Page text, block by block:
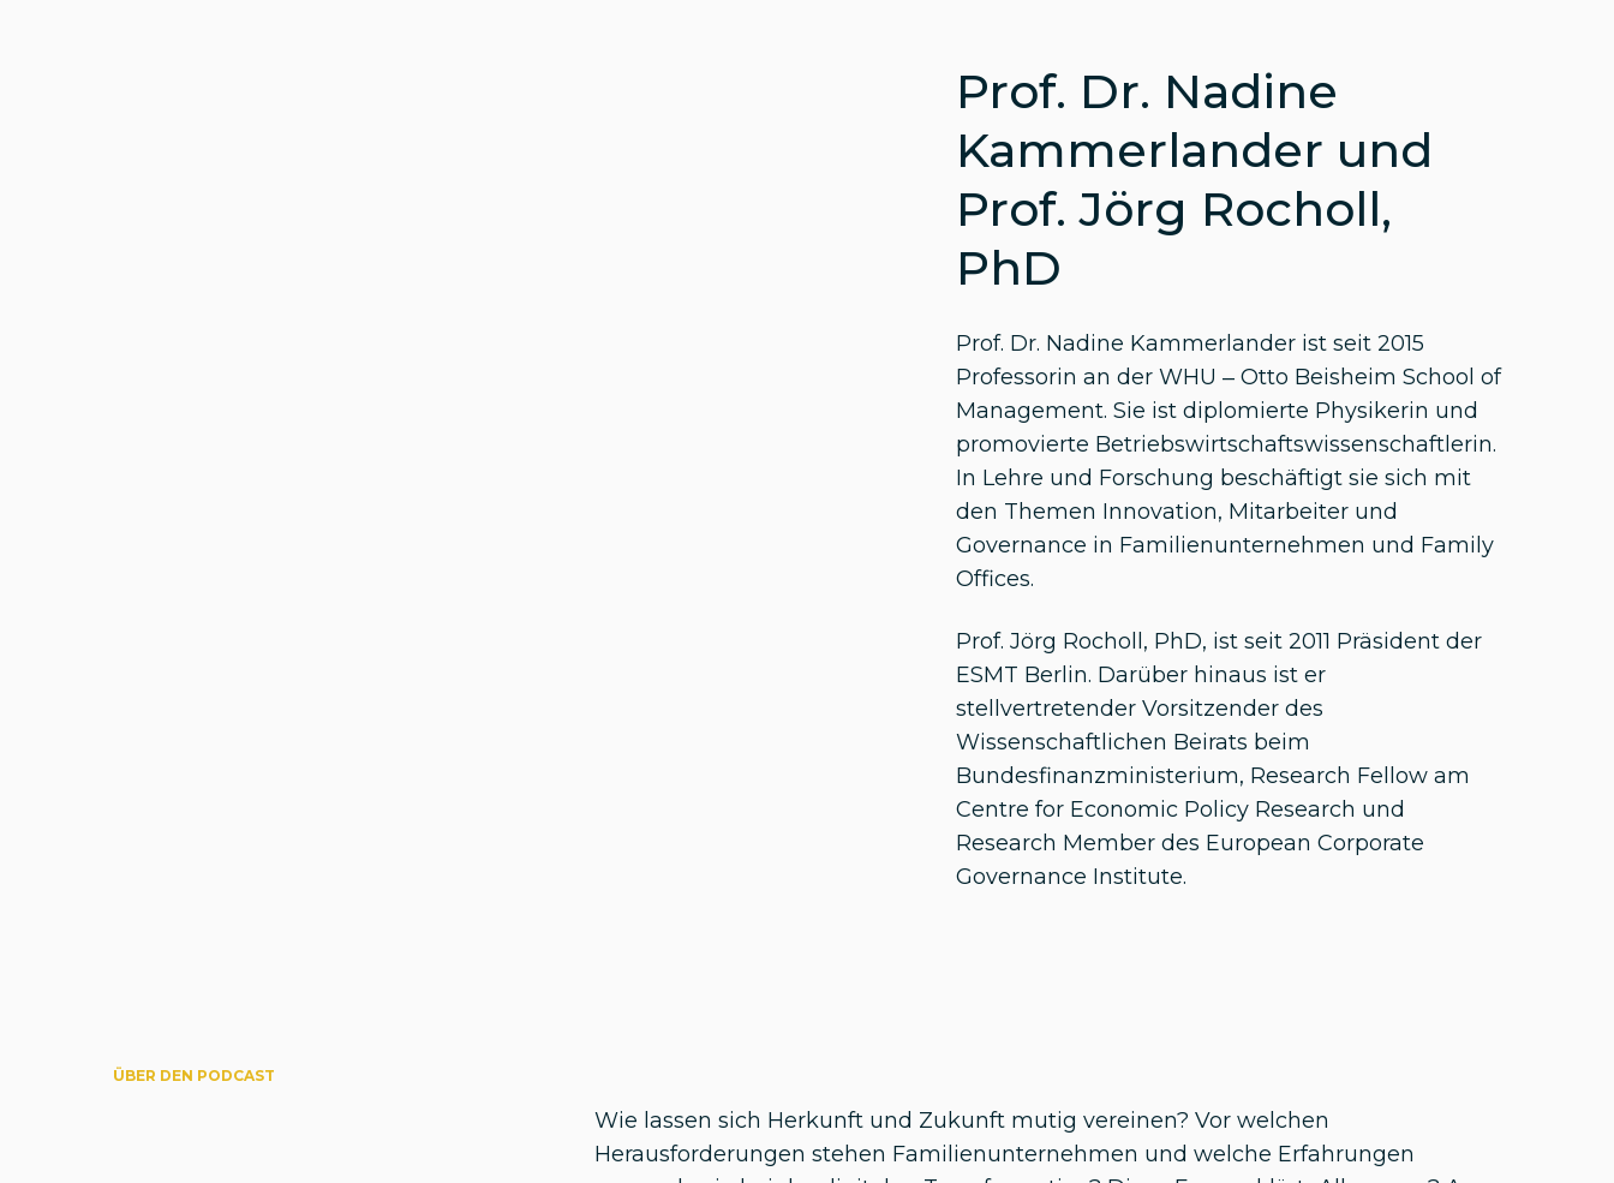
Prof. Dr. Nadine
Kammerlander und
Prof. Jörg Rocholl,
PhD
Prof. Dr. Nadine Kammerlanderist seit 2015
Professorin an der WHU – Otto Beisheim School of
Management. Sie ist diplomierte Physikerin und
promovierte Betriebswirtschaftswissenschaftlerin.
In Lehre und Forschung beschäftigt sie sich mit
den Themen Innovation, Mitarbeiter und
Governance in Familienunternehmen und Family
Offices.
Prof. Jörg Rocholl, PhD, ist seit 2011 Präsident der
ESMT Berlin. Darüber hinaus ist er
stellvertretender Vorsitzender des
Wissenschaftlichen Beirats beim
Bundesfinanzministerium, Research Fellow am
Centre for Economic Policy Research und
Research Member des European Corporate
Governance Institute.
ÜBER DEN PODCAST
Wie lassen sich Herkunft und Zukunft mutig vereinen? Vor welchen
Herausforderungen stehen Familienunternehmen und welche Erfahrungen